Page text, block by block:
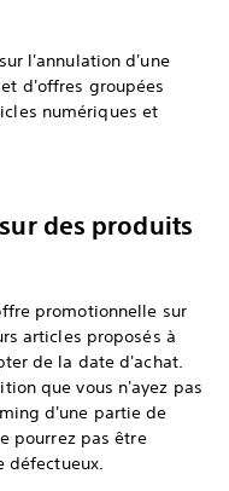
l'annulation d'une
d'offres groupées
numériques et
des produits
promotionnelle sur
articles proposés à
de la date d'achat.
que vous n'ayez pas
d'une partie de
pourrez pas être
défectueux.